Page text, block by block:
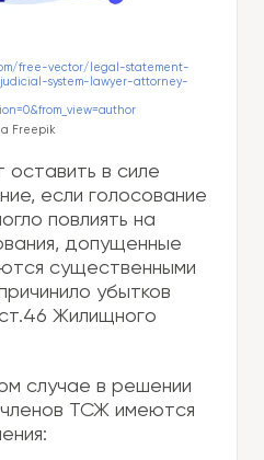
free-vector/legal-statement-
system-lawyer-attorney-
Freepik
в силе
если голосование
повлиять на
допущенные
существенными
убытков
Жилищного
случае в решении
ТСЖ имеются